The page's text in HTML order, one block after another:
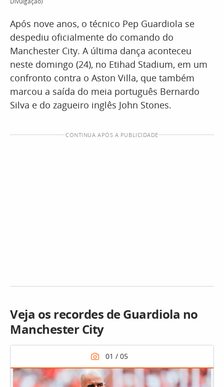
Após nove anos, o técnico Pep Guardiola se
despediu oficialmente do comando do
Manchester City. A última dança aconteceu
neste domingo (24), no Etihad Stadium, em um
confronto contra o Aston Villa, que também
marcou a saída do meia português Bernardo
Silva e do zagueiro inglês John Stones.
CONTINUA APÓS A PUBLICIDADE
Veja os recordes de Guardiola no
Manchester City